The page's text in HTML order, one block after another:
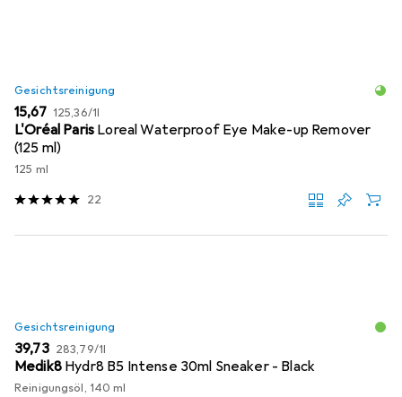
Gesichtsreinigung
EUR
15,67 EUR
125,36/1l
L'Oréal Paris Loreal Waterproof Eye Make-up Remover
(125 ml)
125 ml
22
Gesichtsreinigung
EUR
39,73 EUR
283,79/1l
Medik8 Hydr8 B5 Intense 30ml Sneaker - Black
Reinigungsöl, 140 ml